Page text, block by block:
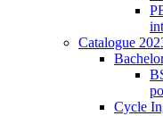
Catalogue
Cycle